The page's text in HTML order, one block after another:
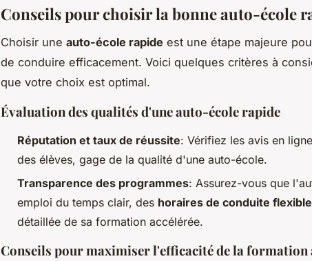
Conseils pour choisir la bonne auto-école
Choisir une auto-école rapide est une étape majeure
de conduire efficacement. Voici quelques critères à
que votre choix est optimal.
Évaluation des qualités d'une auto-école rapide
Réputation et taux de réussite: Vérifiez les avis en
des élèves, gage de la qualité d'une auto-école.
Transparence des programmes: Assurez-vous que
emploi du temps clair, des horaires de conduite
détaillée de sa formation accélérée.
Conseils pour maximiser l'efficacité de la formation